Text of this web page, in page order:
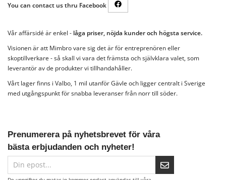
You can contact us thru Facebook
Vår affärsidé är enkel - låga priser, nöjda kunder och högsta service.
Visionen är att Mimbro vare sig det är för entreprenören eller
skoptillverkare - så skall vi vara det främsta och självklara valet, som
leverantör av de produkter vi tillhandahåller.
Vårt lager finns i Valbo, 1 mil utanför Gävle och ligger centralt i Sverige
med utgångspunkt för snabba leveranser från norr till söder.
Prenumerera på nyhetsbrevet för våra
bästa erbjudanden och nyheter!